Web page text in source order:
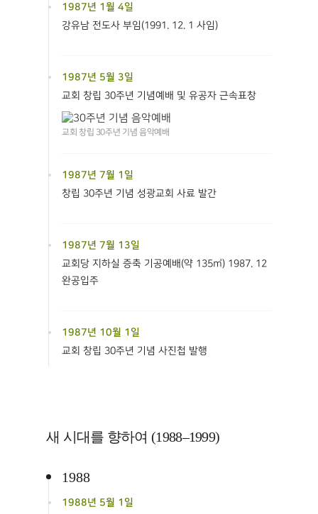
1987년 1월 4일
강유남 전도사 부임(1991. 12. 1 사임)
1987년 5월 3일
교회 창립 30주년 기념예배 및 유공자 근속표창
교회 창립 30주년 기념 음악예배
1987년 7월 1일
창립 30주년 기념 성광교회 사료 발간
1987년 7월 13일
교회당 지하실 증축 기공예배(약 135㎡) 1987. 12
완공입주
1987년 10월 1일
교회 창립 30주년 기념 사진첩 발행
새 시대를 향하여 (1988–1999)
1988
1988년 5월 1일